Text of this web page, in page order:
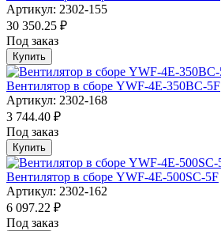
Артикул: 2302-155
30 350.25 ₽
Под заказ
Купить
Вентилятор в сборе YWF-4E-350BC-5F
Артикул: 2302-168
3 744.40 ₽
Под заказ
Купить
Вентилятор в сборе YWF-4E-500SC-5F
Артикул: 2302-162
6 097.22 ₽
Под заказ